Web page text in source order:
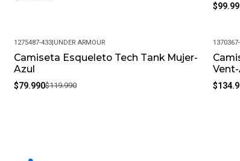
-33%
1275487-433|UNDER ARMOUR
Camiseta Esqueleto Tech Tank Mujer-
Azul
$79.990$119.990
-